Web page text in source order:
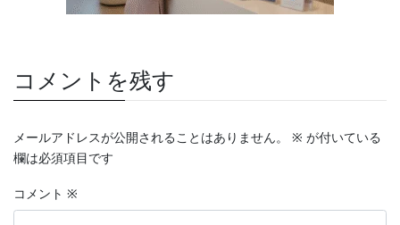
コメントを残す
メールアドレスが公開されることはありません。 ※ が付いている
欄は必須項目です
コメント ※